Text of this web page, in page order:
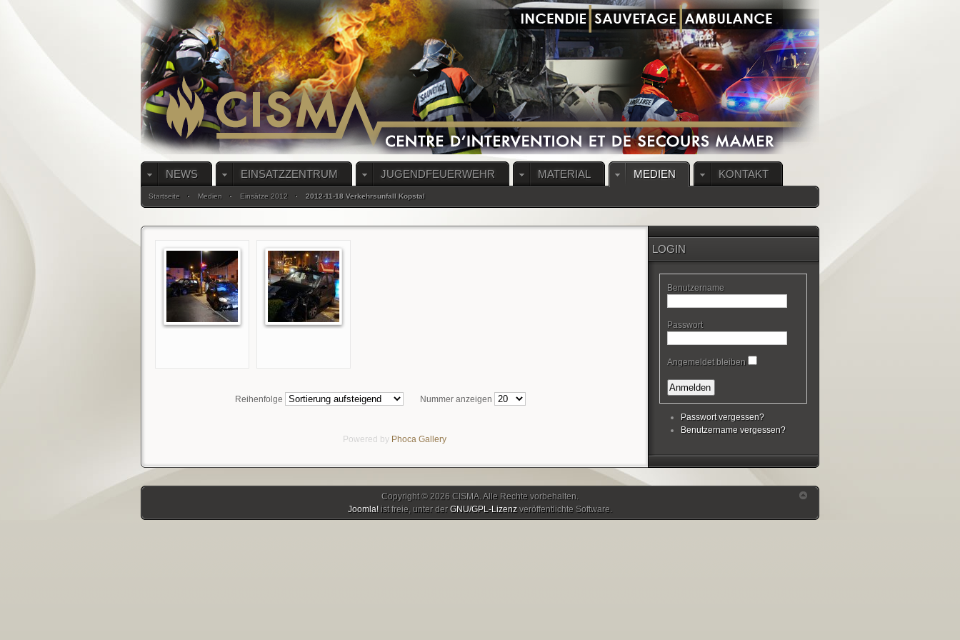
NEWS EINSATZZENTRUM JUGENDFEUERWEHR MATERIAL MEDIEN KONTAKT
Startseite Medien Einsätze 2012 2012-11-18 Verkehrsunfall Kopstal
Reihenfolge Nummer anzeigen
Powered by Phoca Gallery
LOGIN
Benutzername
Passwort
Angemeldet bleiben
Passwort vergessen?
Benutzername vergessen?
Copyright © 2026 CISMA. Alle Rechte vorbehalten.
Joomla! ist freie, unter derGNU/GPL-Lizenz veröffentlichte Software.